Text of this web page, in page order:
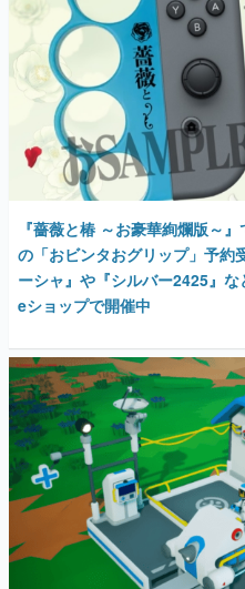
若ゲのいたり〜
『うつヌケ』『ペ
一先生によるゲーム
なんでゲーム
ゲーム開発者・
具体的な形から解き
です。
ゲームが変え
の起源や用法の変
イニーP氏が徹底調
カテゴリ
特集記事
マンガ
女性向け
アプリレビュー
その他
電ファミニコゲーマーとは？
『薔薇と椿 ～お豪華絢爛版～
の「おビンタおグリップ」予約
ーシャ』や『シルバー2425』
eショップで開催中